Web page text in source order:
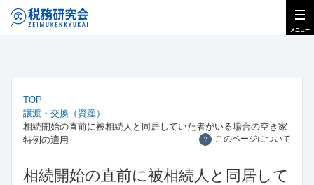
TOP
譲渡・交換（資産）
相続開始の直前に被相続人と同居していた者がいる場合の空き家
特例の適用
？ このページについて
相続開始の直前に被相続人と同居して